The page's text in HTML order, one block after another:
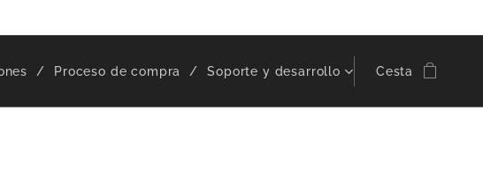
Proceso de compra Soporte y desarrollo Cesta